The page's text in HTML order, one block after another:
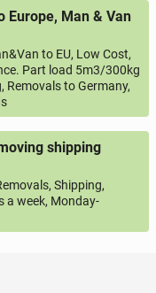
Europe, Man & Van
to EU, Low Cost,
Part load 5m3/300kg
Removals to Germany,
shipping
Shipping,
a week, Monday-